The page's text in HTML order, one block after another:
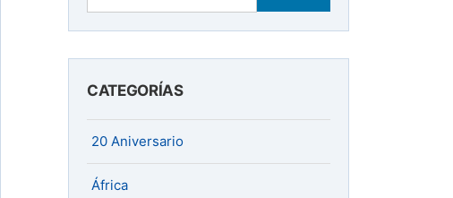
CATEGORÍAS
20 Aniversario
África